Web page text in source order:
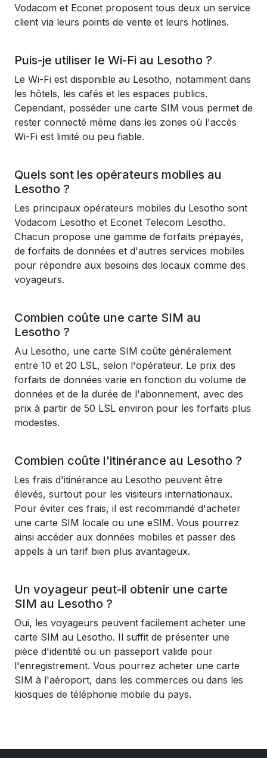
Vodacom et Econet proposent tous deux un service
client via leurs points de vente et leurs hotlines.
Puis-je utiliser le Wi-Fi au Lesotho ?
Le Wi-Fi est disponible au Lesotho, notamment dans
les hôtels, les cafés et les espaces publics.
Cependant, posséder une carte SIM vous permet de
rester connecté même dans les zones où l'accès
Wi-Fi est limité ou peu fiable.
Quels sont les opérateurs mobiles au
Lesotho ?
Les principaux opérateurs mobiles du Lesotho sont
Vodacom Lesotho et Econet Telecom Lesotho.
Chacun propose une gamme de forfaits prépayés,
de forfaits de données et d'autres services mobiles
pour répondre aux besoins des locaux comme des
voyageurs.
Combien coûte une carte SIM au
Lesotho ?
Au Lesotho, une carte SIM coûte généralement
entre 10 et 20 LSL, selon l'opérateur. Le prix des
forfaits de données varie en fonction du volume de
données et de la durée de l'abonnement, avec des
prix à partir de 50 LSL environ pour les forfaits plus
modestes.
Combien coûte l'itinérance au Lesotho ?
Les frais d'itinérance au Lesotho peuvent être
élevés, surtout pour les visiteurs internationaux.
Pour éviter ces frais, il est recommandé d'acheter
une carte SIM locale ou une eSIM. Vous pourrez
ainsi accéder aux données mobiles et passer des
appels à un tarif bien plus avantageux.
Un voyageur peut-il obtenir une carte
SIM au Lesotho ?
Oui, les voyageurs peuvent facilement acheter une
carte SIM au Lesotho. Il suffit de présenter une
pièce d'identité ou un passeport valide pour
l'enregistrement. Vous pourrez acheter une carte
SIM à l'aéroport, dans les commerces ou dans les
kiosques de téléphonie mobile du pays.